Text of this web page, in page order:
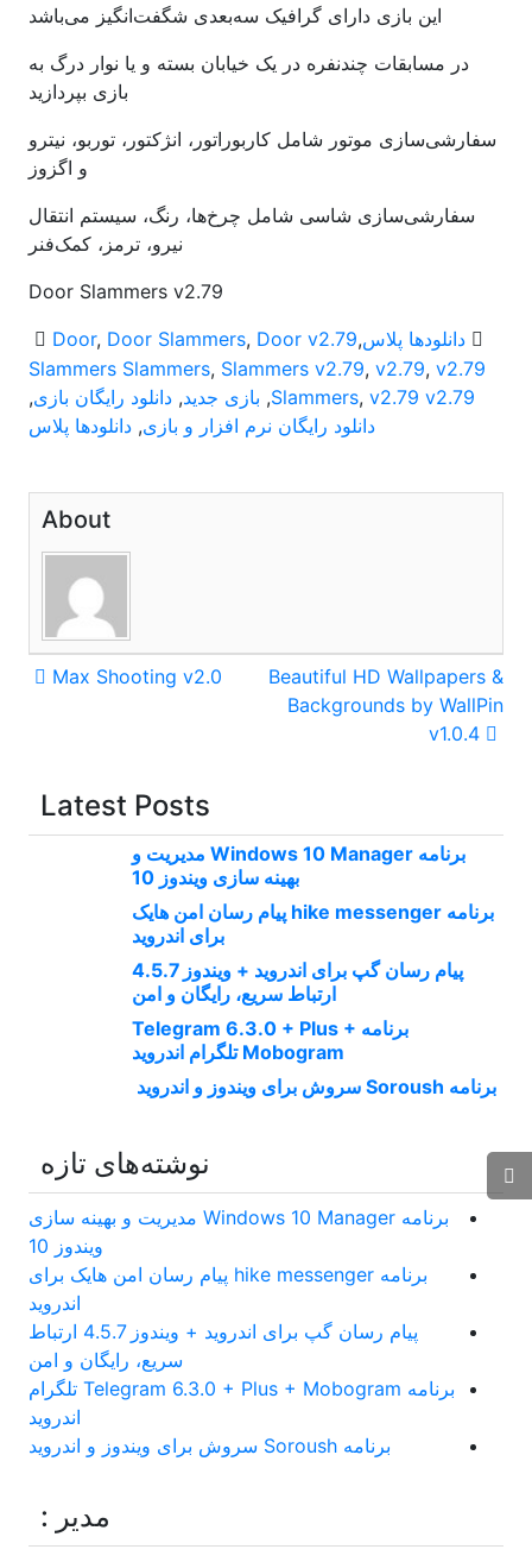
این بازی دارای گرافیک سه‌بعدی شگفت‌انگیز می‌باشد
در مسابقات چندنفره در یک خیابان بسته و یا نوار درگ به
بازی بپردازید
سفارشی‌سازی موتور شامل کاربوراتور، انژکتور، توربو، نیترو
و اگزوز
سفارشی‌سازی شاسی شامل چرخ‌ها، رنگ، سیستم انتقال
نیرو، ترمز، کمک‌فنر
Door Slammers v2.79
دانلودها پلاس
Door, Door Slammers, Door v2.79,
Slammers Slammers, Slammers v2.79, v2.79, v2.79
Slammers, v2.79 v2.79
, بازی جدید,دانلود رایگان بازی,
دانلود رایگان نرم افزار و بازی,دانلودها پلاس
About
راهبری
نوشته
Max Shooting v2.0
Beautiful HD Wallpapers &
Backgrounds by WallPin
v1.0.4
Latest Posts
برنامه Windows 10 Manager مدیریت و
بهینه سازی ویندوز 10
برنامه hike messenger پیام‌ رسان‌ امن هایک
برای اندروید
پیام رسان گپ برای اندروید + ویندوز 4.5.7
ارتباط سریع، رایگان و امن
برنامه Telegram 6.3.0 + Plus +
Mobogram تلگرام اندروید
برنامه Soroush سروش برای ویندوز و اندروید
نوشته‌های تازه
برنامه Windows 10 Manager مدیریت و بهینه سازی
ویندوز 10
برنامه hike messenger پیام‌ رسان‌ امن هایک برای
اندروید
پیام رسان گپ برای اندروید + ویندوز 4.5.7 ارتباط
سریع، رایگان و امن
برنامه Telegram 6.3.0 + Plus + Mobogram تلگرام
اندروید
برنامه Soroush سروش برای ویندوز و اندروید
مدیر :